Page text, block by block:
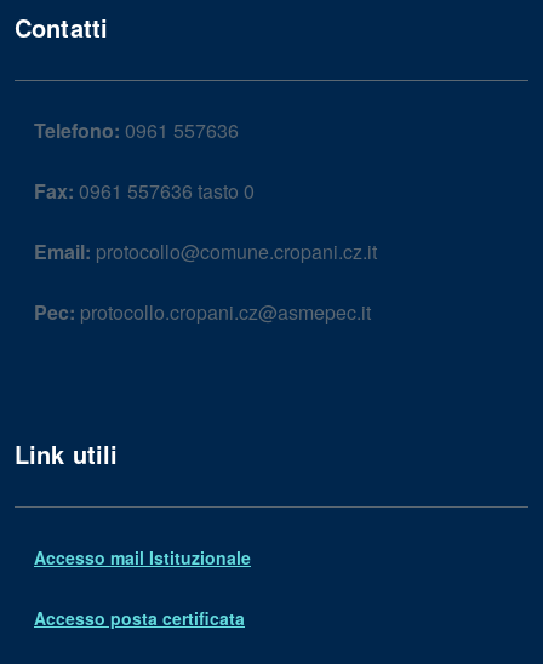
Contatti
Telefono: 0961 557636
Fax: 0961 557636 tasto 0
Email: protocollo@comune.cropani.cz.it
Pec: protocollo.cropani.cz@asmepec.it
Link utili
Accesso mail Istituzionale
Accesso posta certificata